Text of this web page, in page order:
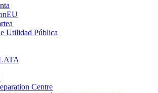
Utilidad Pública
Centre